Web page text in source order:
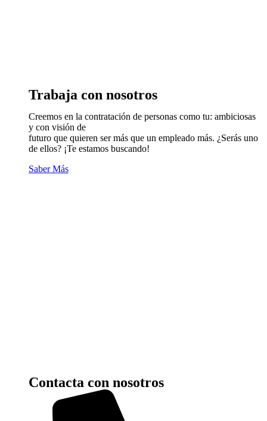
Trabaja con nosotros
Creemos en la contratación de personas como tu: ambiciosas
y con visión de
futuro que quieren ser más que un empleado más. ¿Serás uno
de ellos? ¡Te estamos buscando!
Saber Más
Contacta con nosotros